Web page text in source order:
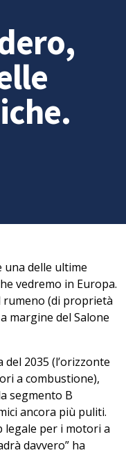
delle ultime
vedremo in Europa.
rumeno (di proprietà
margine del Salone
del 2035 (l’orizzonte
a combustione),
segmento B
ancora più puliti.
legale per i motori a
davvero” ha